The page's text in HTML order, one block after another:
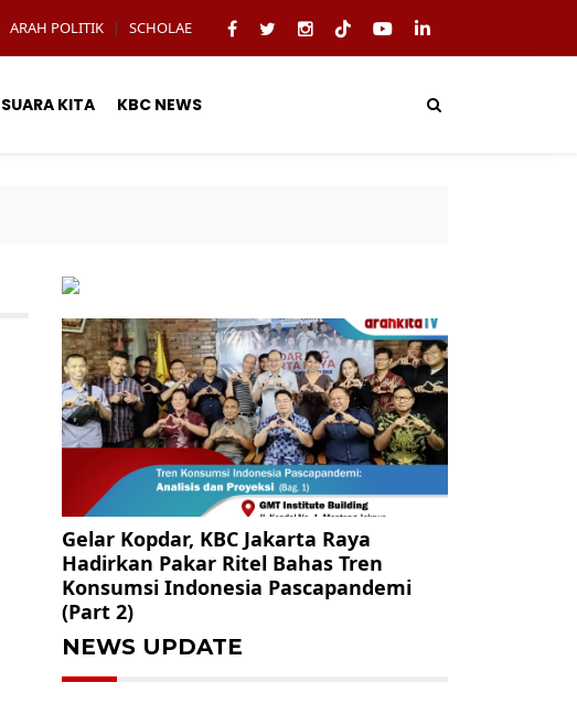
ARAH POLITIK | SCHOLAE
SUARA KITA KBC NEWS
Gelar Kopdar, KBC Jakarta Raya
Hadirkan Pakar Ritel Bahas Tren
Konsumsi Indonesia Pascapandemi
(Part 2)
NEWS UPDATE